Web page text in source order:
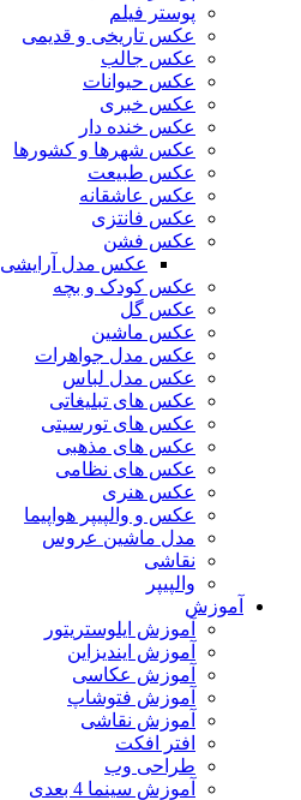
پوستر فیلم
عکس تاریخی و قدیمی
عکس جالب
عکس حیوانات
عکس خبری
عکس خنده دار
عکس شهرها و کشورها
عکس طبیعت
عکس عاشقانه
عکس فانتزی
عکس فشن
عکس مدل آرایشی
عکس کودک و بچه
عکس گل
عکس ماشین
عکس مدل جواهرات
عکس مدل لباس
عکس های تبلیغاتی
عکس های تورسیتی
عکس های مذهبی
عکس های نظامی
عکس هنری
عکس و والپیپر هواپیما
مدل ماشین عروس
نقاشی
والپیپر
آموزش
آموزش ایلوستریتور
آموزش ایندیزاین
آموزش عکاسی
آموزش فتوشاپ
آموزش نقاشی
افتر افکت
طراحی وب
آموزش سینما 4 بعدی